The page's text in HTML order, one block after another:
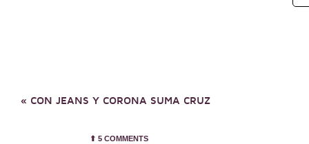
« CON JEANS Y CORONA SUMA CRUZ
⬆︎ 5 COMMENTS